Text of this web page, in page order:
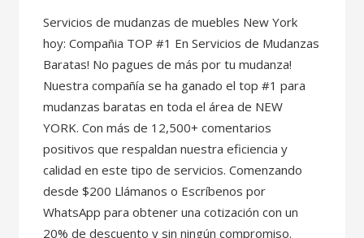
Servicios de mudanzas de muebles New York
hoy: Compañia TOP #1 En Servicios de Mudanzas
Baratas! No pagues de más por tu mudanza!
Nuestra compañía se ha ganado el top #1 para
mudanzas baratas en toda el área de NEW
YORK. Con más de 12,500+ comentarios
positivos que respaldan nuestra eficiencia y
calidad en este tipo de servicios. Comenzando
desde $200 Llámanos o Escríbenos por
WhatsApp para obtener una cotización con un
20% de descuento y sin ningún compromiso.